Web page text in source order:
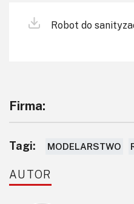
Robot do
Firma:
Tagi: MODELARSTWO
AUTOR